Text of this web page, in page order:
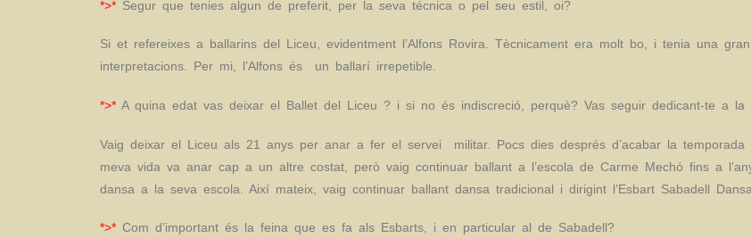
*>* Segur que tenies algun de preferit, per la seva técnica o pel seu estil, oi?
Si et refereixes a ballarins del Liceu, evidentment l’Alfons Rovira. Tècnicament era molt bo, i tenia una
interpretacions. Per mi, l’Alfons és un ballarí irrepetible.
*>* A quina edat vas deixar el Ballet del Liceu ? i si no és indiscreció, perquè? Vas seguir dedicant-te a la
Vaig deixar el Liceu als 21 anys per anar a fer el servei militar. Pocs dies després d’acabar la temporada
meva vida va anar cap a un altre costat, però vaig continuar ballant a l’escola de Carme Mechó fins a
dansa a la seva escola. Així mateix, vaig continuar ballant dansa tradicional i dirigint l’Esbart Sabadell
*>* Com d’important és la feina que es fa als Esbarts, i en particular al de Sabadell?